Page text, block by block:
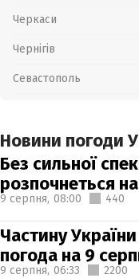
Черкаси
Чернігів
Севастополь
Новини погоди
Без сильної
розпочнеться
9 серпня, 08:00 440
Частину
погода на 9
9 серпня, 06:33 2200